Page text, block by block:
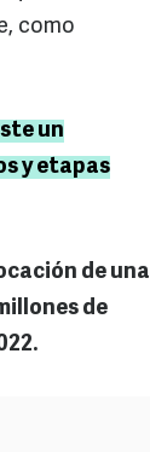
como
un
y etapas
de una
de